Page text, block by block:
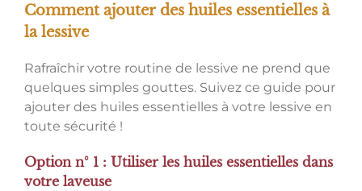
Comment ajouter des huiles essentielles à
la lessive
Rafraîchir votre routine de lessive ne prend que
quelques simples gouttes. Suivez ce guide pour
ajouter des huiles essentielles à votre lessive en
toute sécurité !
Option n° 1 : Utiliser les huiles essentielles dans
votre laveuse